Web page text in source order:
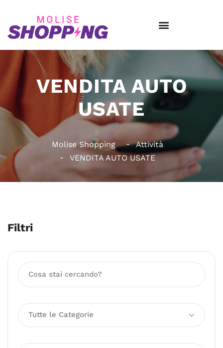
VENDITA AUTO
USATE
Molise Shopping
Attività
VENDITA AUTO USATE
Filtri
Tutte le Categorie